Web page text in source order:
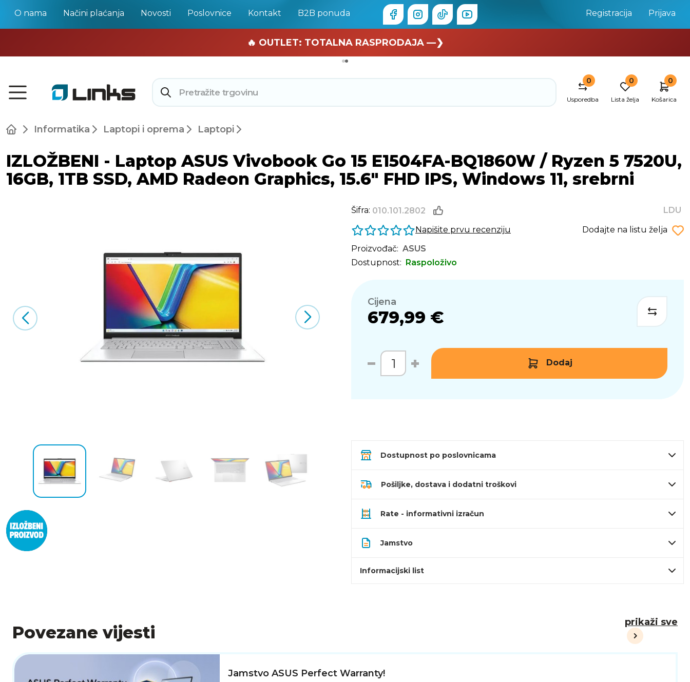
O nama Načini plaćanja Novosti Poslovnice Kontakt B2B ponuda Registracija Prijava
🏄 Zaslužuješ odmor —❯
🔥 OUTLET: TOTALNA RASPRODAJA —❯
0
Usporedba
0
Lista želja
0
Košarica
Informatika Laptopi i oprema Laptopi
IZLOŽBENI - Laptop ASUS Vivobook Go 15 E1504FA-BQ1860W / Ryzen 5 7520U,
16GB, 1TB SSD, AMD Radeon Graphics, 15.6" FHD IPS, Windows 11, srebrni
Šifra: 010.101.2802
LDU
Napišite prvu recenziju
Dodajte na listu želja
Proizvođač: ASUS
Dostupnost: Raspoloživo
Cijena
679,99 €
Dodaj
Dostupnost po poslovnicama
Pošiljke, dostava i dodatni troškovi
Rate - informativni izračun
Jamstvo
Informacijski list
Povezane vijesti
prikaži sve
Jamstvo ASUS Perfect Warranty!